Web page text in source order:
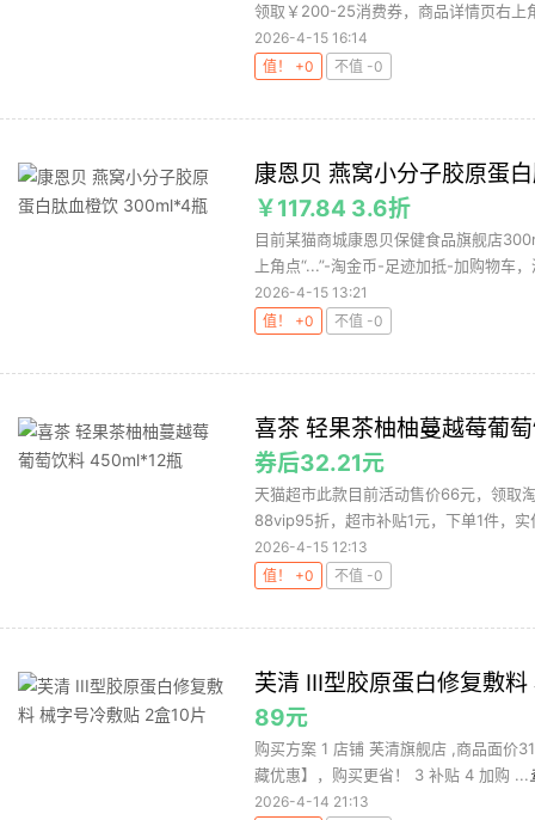
领取￥200-25消费券，商品详情页右上
2026-4-15 16:14
值！ +0
不值 -0
康恩贝 燕窝小分子胶原蛋
￥117.84 3.6折
目前某猫商城康恩贝保健食品旗舰店
上角点“...”-淘金币-足迹加抵-加购物车
2026-4-15 13:21
值！ +0
不值 -0
喜茶 轻果茶柚柚蔓越莓葡
券后32.21元
天猫超市此款目前活动售价66元，领取
88vip95折，超市补贴1元，下单1件，
2026-4-15 12:13
值！ +0
不值 -0
芙清 III型胶原蛋白修复敷
89元
购买方案 1 店铺 芙清旗舰店 ,商品面价
藏优惠】，购买更省！ 3 补贴 4 加购 ...
2026-4-14 21:13